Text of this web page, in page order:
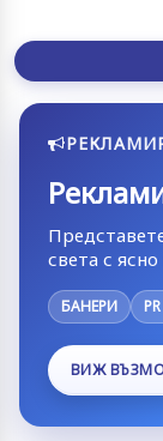
света с
БАНЕРИ
ВИЖ